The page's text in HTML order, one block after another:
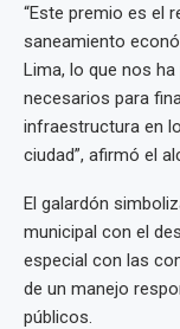
“Este premio es el
saneamiento
Lima, lo que nos
necesarios para
infraestructura en
ciudad”, afirmó el
El galardón
municipal con el
especial con las
de un manejo
públicos.